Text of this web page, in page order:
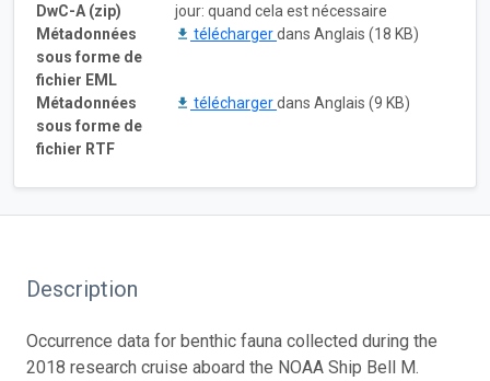
DwC-A (zip)
jour: quand cela est nécessaire
Métadonnées
sous forme de
fichier EML
téléchargerdans Anglais (18 KB)
Métadonnées
sous forme de
fichier RTF
téléchargerdans Anglais (9 KB)
Description
Occurrence data for benthic fauna collected during the
2018 research cruise aboard the NOAA Ship Bell M.